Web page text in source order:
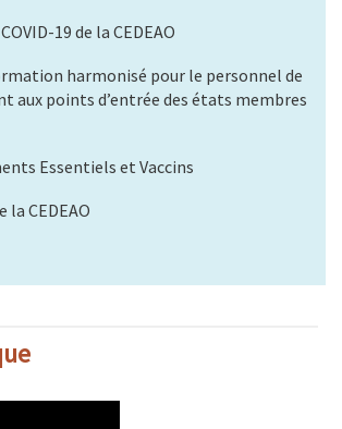
19 de la CEDEAO
harmonisé pour le personnel de
aux points d’entrée des états membres
Essentiels et Vaccins
la CEDEAO